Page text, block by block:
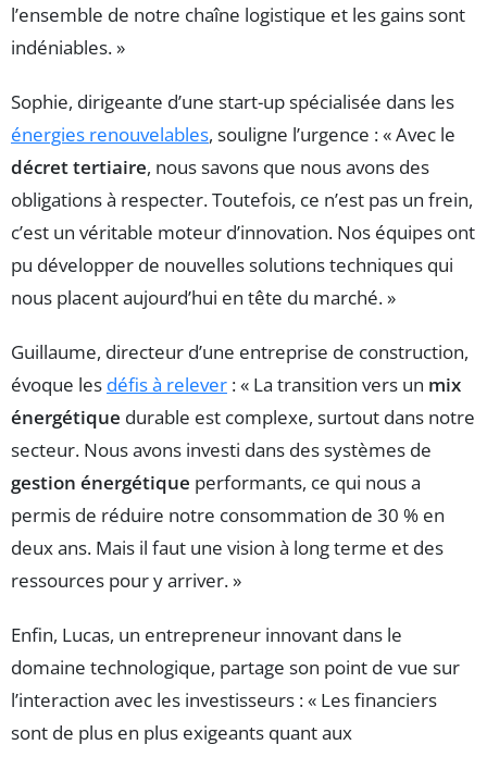
l’ensemble de notre chaîne logistique et les gains sont
indéniables. »
Sophie, dirigeante d’une start-up spécialisée dans les
énergies renouvelables, souligne l’urgence : « Avec le
décret tertiaire, nous savons que nous avons des
obligations à respecter. Toutefois, ce n’est pas un frein,
c’est un véritable moteur d’innovation. Nos équipes ont
pu développer de nouvelles solutions techniques qui
nous placent aujourd’hui en tête du marché. »
Guillaume, directeur d’une entreprise de construction,
évoque les défis à relever : « La transition vers un mix
énergétique durable est complexe, surtout dans notre
secteur. Nous avons investi dans des systèmes de
gestion énergétique performants, ce qui nous a
permis de réduire notre consommation de 30 % en
deux ans. Mais il faut une vision à long terme et des
ressources pour y arriver. »
Enfin, Lucas, un entrepreneur innovant dans le
domaine technologique, partage son point de vue sur
l’interaction avec les investisseurs : « Les financiers
sont de plus en plus exigeants quant aux